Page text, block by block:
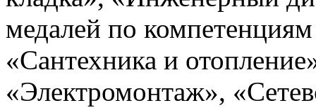
медалей по
«Сантехника и
«Электромонтаж»,